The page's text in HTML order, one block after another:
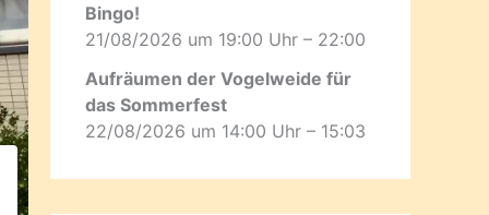
Bingo!
21/08/2026 um 19:00 Uhr – 22:00
Aufräumen der Vogelweide für
das Sommerfest
22/08/2026 um 14:00 Uhr – 15:03